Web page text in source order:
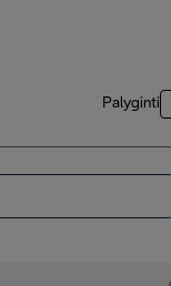
Palyginti